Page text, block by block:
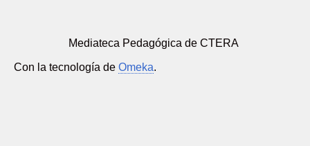
Mediateca Pedagógica de CTERA
Con la tecnología de Omeka.